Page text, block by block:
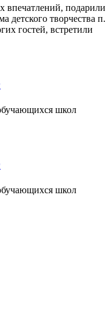
впечатлений, подарили
детского творчества п.
гостей, встретили
школ
школ